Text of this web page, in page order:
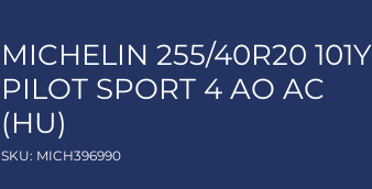
MICHELIN 255/40R20 101Y
PILOT SPORT 4 AO AC
(HU)
SKU: MICH396990